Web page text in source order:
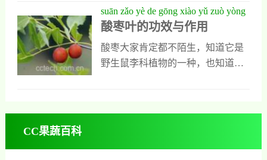
枣叶子放到锅中慢慢翻炒。2、在炒
的过程中会有淡淡香味出现
元素芦丁的含量比较高，这是一种
类似于维生素的药用成分，它能直
接作用于人类的血管和提高毛细血
管通透性，并能增加人类动脉的柔
叶，平时它可以直接泡水喝，滋味
甘醇，香气淡雅，能为人体补充营
功效出色，也有一定的副作用存，
想全面了解它的功效作用与副作
充营养人们饮用酸枣叶茶不但能吸
suān zǎo yè de gōng xiào yǔ zuò yòng
酸枣叶的功效与作用
酸枣大家肯定都不陌生，知道它是
野生鼠李科植物的一种，也知道这
CC果蔬百科